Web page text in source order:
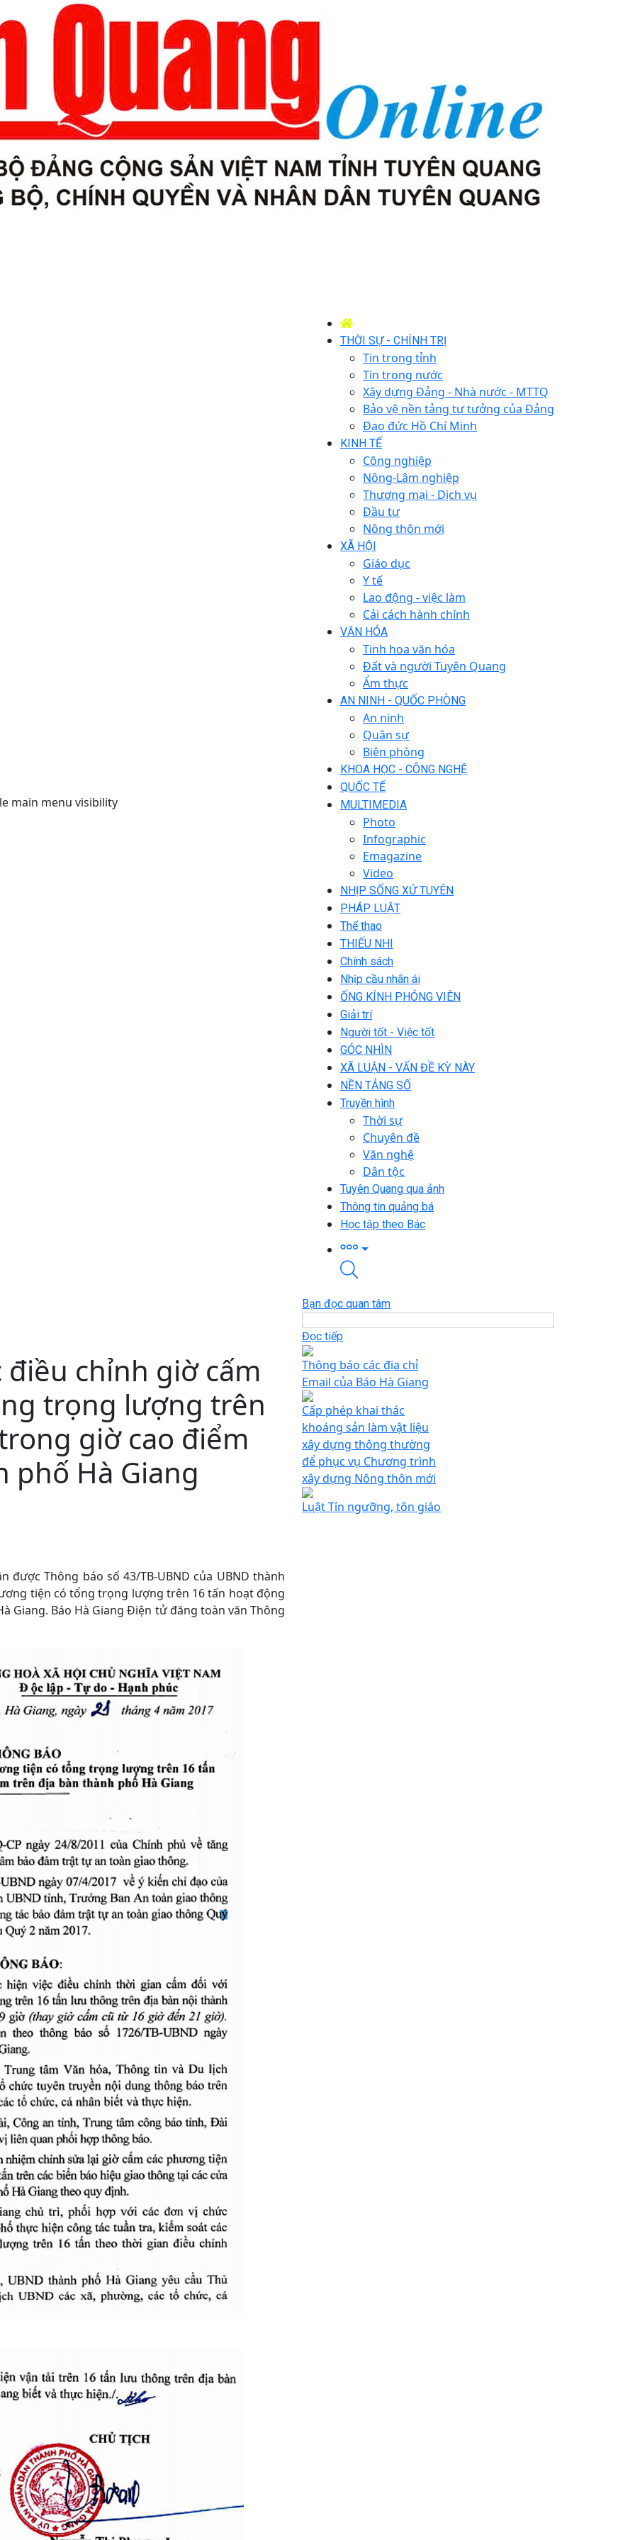
main menu visibility
THỜI SỰ - CHÍNH TRỊ
Tin trong tỉnh
Tin trong nước
Xây dựng Đảng - Nhà nước - MTTQ
Bảo vệ nền tảng tư tưởng của Đảng
Đạo đức Hồ Chí Minh
KINH TẾ
Công nghiệp
Nông-Lâm nghiệp
Thương mại - Dịch vụ
Đầu tư
Nông thôn mới
XÃ HỘI
Giáo dục
Y tế
Lao động - việc làm
Cải cách hành chính
VĂN HÓA
Tinh hoa văn hóa
Đất và người Tuyên Quang
Ẩm thực
AN NINH - QUỐC PHÒNG
An ninh
Quân sự
Biên phòng
KHOA HỌC - CÔNG NGHỆ
QUỐC TẾ
MULTIMEDIA
Photo
Infographic
Emagazine
Video
NHỊP SỐNG XỨ TUYÊN
PHÁP LUẬT
Thể thao
THIẾU NHI
Chính sách
Nhịp cầu nhân ái
ỐNG KÍNH PHÓNG VIÊN
Giải trí
Người tốt - Việc tốt
GÓC NHÌN
XÃ LUẬN - VẤN ĐỀ KỲ NÀY
NỀN TẢNG SỐ
Truyền hình
Thời sự
Chuyên đề
Văn nghệ
Dân tộc
Tuyên Quang qua ảnh
Thông tin quảng bá
Học tập theo Bác
chỉnh giờ cấm
trọng lượng trên
giờ cao điểm
phố Hà Giang
được Thông báo số 43/TB-UBND của UBND thành
tiện có tổng trọng lượng trên 16 tấn hoạt động
Giang. Báo Hà Giang Điện tử đăng toàn văn Thông
Bạn đọc quan tâm
Đọc tiếp
Thông báo các địa chỉ
Email của Báo Hà Giang
Cấp phép khai thác
khoáng sản làm vật liệu
xây dựng thông thường
để phục vụ Chương trình
xây dựng Nông thôn mới
Luật Tín ngưỡng, tôn giáo